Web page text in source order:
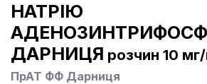
НАТРІЮ
ДАРНИЦЯ розчин 10
ПрАТ ФФ Дарниця